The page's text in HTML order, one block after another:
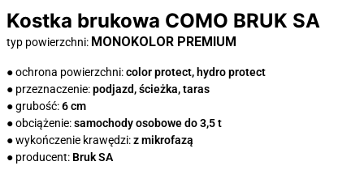
Kostka brukowa COMO BRUK SA
typ powierzchni: MONOKOLOR PREMIUM
● ochrona powierzchni:color protect, hydro protect
● przeznaczenie:podjazd, ścieżka, taras
● grubość:6 cm
● obciążenie:samochody osobowe do 3,5 t
● wykończenie krawędzi:z mikrofazą
● producent: Bruk SA